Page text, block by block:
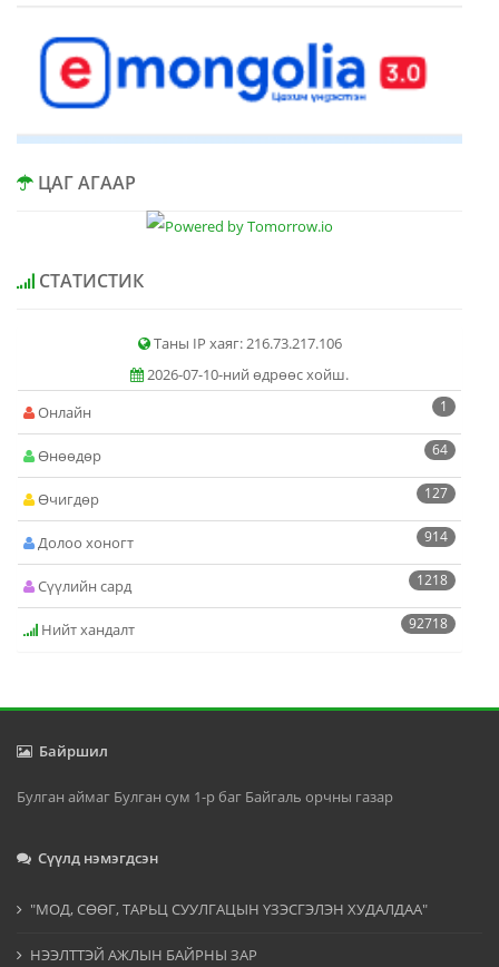
ЦАГ АГААР
СТАТИСТИК
Таны IP хаяг: 216.73.217.106
2026-07-10-ний өдрөөс хойш.
1
Онлайн
64
Өнөөдөр
127
Өчигдөр
914
Долоо хоногт
1218
Сүүлийн сард
92718
Нийт хандалт
Байршил
Булган аймаг Булган сум 1-р баг Байгаль орчны газар
Сүүлд нэмэгдсэн
"МОД, СӨӨГ, ТАРЬЦ СУУЛГАЦЫН ҮЗЭСГЭЛЭН ХУДАЛДАА"
НЭЭЛТТЭЙ АЖЛЫН БАЙРНЫ ЗАР